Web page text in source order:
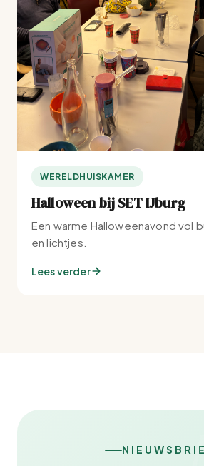
WERELDHUISKAMER
Halloween bij SET IJburg
Een warme Halloweenavond vol
en lichtjes.
Lees verder